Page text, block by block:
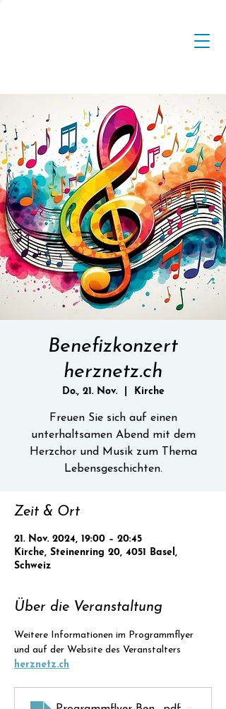
Benefizkonzert
herznetz.ch
Do., 21. Nov.
  |
Kirche
Freuen Sie sich auf einen
unterhaltsamen Abend mit dem
Herzchor und Musik zum Thema
Lebensgeschichten.
Zeit & Ort
21. Nov. 2024, 19:00 – 20:45
Kirche, Steinenring 20, 4051 Basel,
Schweiz
Über die Veranstaltung
Weitere Informationen im Programmflyer
und auf der Website des Veranstalters
herznetz.ch